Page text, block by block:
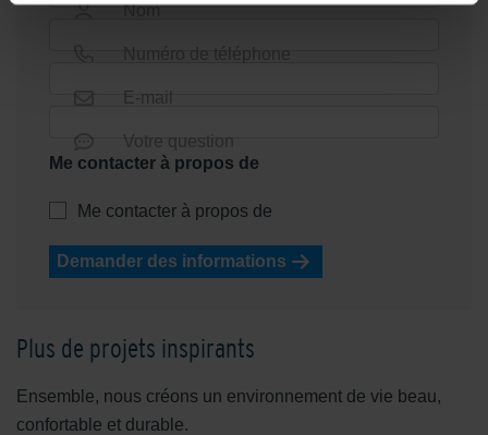
Nom
E-mail
Votre question
Me contacter à propos de
Me contacter à propos de
Demander des informations
Plus de projets inspirants
Ensemble, nous créons un environnement de vie beau,
confortable et durable.